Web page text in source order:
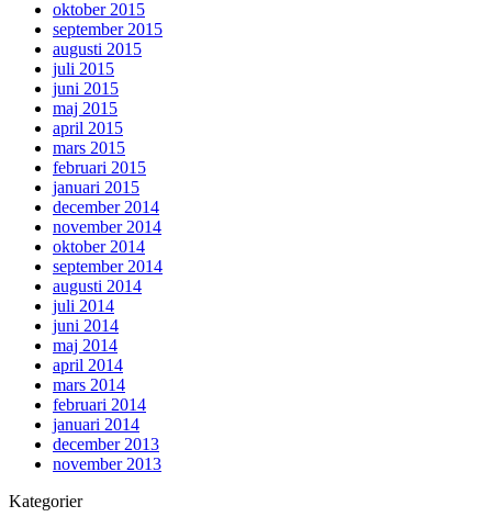
oktober 2015
september 2015
augusti 2015
juli 2015
juni 2015
maj 2015
april 2015
mars 2015
februari 2015
januari 2015
december 2014
november 2014
oktober 2014
september 2014
augusti 2014
juli 2014
juni 2014
maj 2014
april 2014
mars 2014
februari 2014
januari 2014
december 2013
november 2013
Kategorier